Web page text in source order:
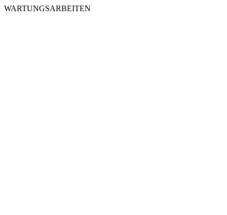
WARTUNGSARBEITEN